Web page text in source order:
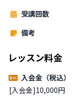
受講回数
備考
レッスン料金
入会金（税込）
[入会金]10,000円